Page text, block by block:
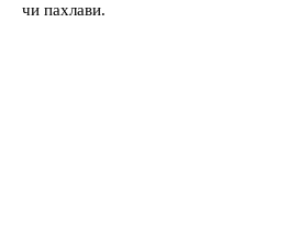
чи пахлави.